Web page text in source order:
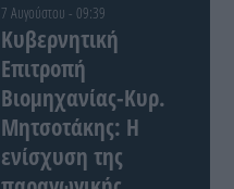
7 Αυγούστου - 09:39
Κυβερνητική
Επιτροπή
Βιομηχανίας-Κυρ.
Μητσοτάκης: Η
ενίσχυση της